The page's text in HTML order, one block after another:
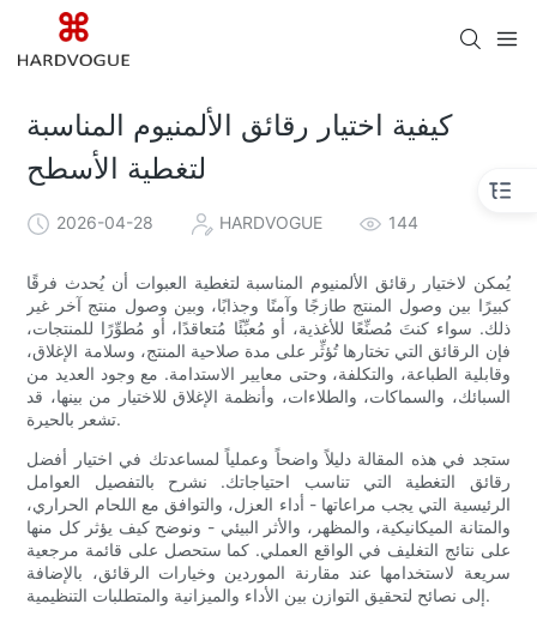
كيفية اختيار رقائق الألمنيوم المناسبة
لتغطية الأسطح
2026-04-28 HARDVOGUE 144
يُمكن لاختيار رقائق الألمنيوم المناسبة لتغطية العبوات أن يُحدث فرقًا
كبيرًا بين وصول المنتج طازجًا وآمنًا وجذابًا، وبين وصول منتج آخر غير
ذلك. سواء كنتَ مُصنِّعًا للأغذية، أو مُعبِّئًا مُتعاقدًا، أو مُطوِّرًا للمنتجات،
فإن الرقائق التي تختارها تُؤثِّر على مدة صلاحية المنتج، وسلامة الإغلاق،
وقابلية الطباعة، والتكلفة، وحتى معايير الاستدامة. مع وجود العديد من
السبائك، والسماكات، والطلاءات، وأنظمة الإغلاق للاختيار من بينها، قد
تشعر بالحيرة.
ستجد في هذه المقالة دليلاً واضحاً وعملياً لمساعدتك في اختيار أفضل
رقائق التغطية التي تناسب احتياجاتك. نشرح بالتفصيل العوامل
الرئيسية التي يجب مراعاتها - أداء العزل، والتوافق مع اللحام الحراري،
والمتانة الميكانيكية، والمظهر، والأثر البيئي - ونوضح كيف يؤثر كل منها
على نتائج التغليف في الواقع العملي. كما ستحصل على قائمة مرجعية
سريعة لاستخدامها عند مقارنة الموردين وخيارات الرقائق، بالإضافة
إلى نصائح لتحقيق التوازن بين الأداء والميزانية والمتطلبات التنظيمية.